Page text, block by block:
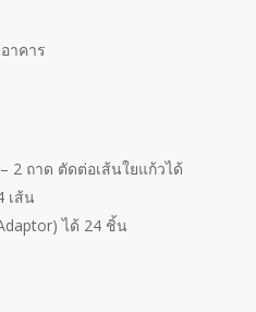
าคาร
2 ถาด ตัดต่อเส้นใยแก้วได้
เส้น
ได้ 24 ชิ้น